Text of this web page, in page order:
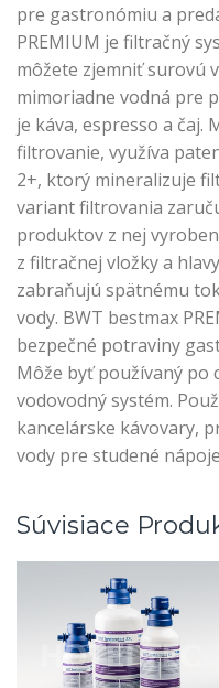
pre gastronómiu a
PREMIUM je filtračný
môžete zjemniť surovú
mimoriadne vodná pre
je káva, espresso a čaj.
filtrovanie, využíva
2+, ktorý mineralizuje
variant filtrovania
produktov z nej
z filtračnej vložky a
zabraňujú spätnému
vody. BWT bestmax
bezpečné potraviny
Môže byť používaný po
vodovodný systém.
kancelárske kávovary,
vody pre studené
Súvisiace